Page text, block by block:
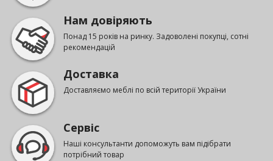
Нам довіряють
Понад 15 років на ринку. Задоволені покупці, сотні
рекомендацій
Доставка
Доставляємо меблі по всій території України
Сервіс
Наші консультанти допоможуть вам підібрати
потрібний товар